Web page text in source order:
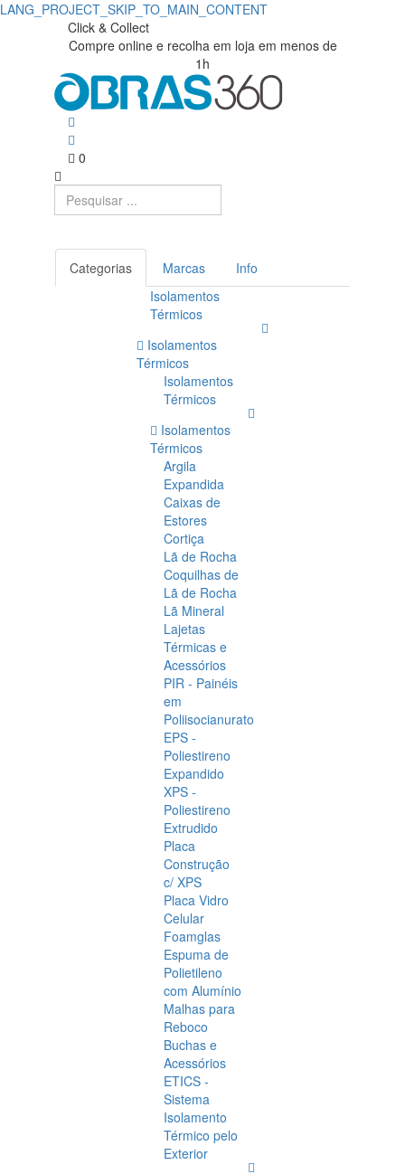
LANG_PROJECT_SKIP_TO_MAIN_CONTENT
Click & Collect
Compre online e recolha em loja em menos de
1h
0
Categorias Marcas
Info
Isolamentos
Térmicos
Isolamentos
Térmicos
Isolamentos
Térmicos
Isolamentos
Térmicos
Argila
Expandida
Caixas de
Estores
Cortiça
Lã de Rocha
Coquilhas de
Lã de Rocha
Lã Mineral
Lajetas
Térmicas e
Acessórios
PIR - Painéis
em
Poliisocianurato
EPS -
Poliestireno
Expandido
XPS -
Poliestireno
Extrudido
Placa
Construção
c/ XPS
Placa Vidro
Celular
Foamglas
Espuma de
Polietileno
com Alumínio
Malhas para
Reboco
Buchas e
Acessórios
ETICS -
Sistema
Isolamento
Térmico pelo
Exterior